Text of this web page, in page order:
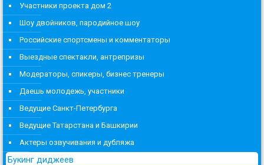
Участники проекта дом 2
Шоу двойников, пародийное шоу
Российские спортсмены и комментаторы
Выездные спектакли, антрепризы
Модераторы, спикеры, бизнес тренеры
Даешь молодежь, участники
Ведущие Санкт-Петербурга
Ведущие Татарстана и Башкирии
Актеры озвучивания и дубляжа
Букинг диджеев